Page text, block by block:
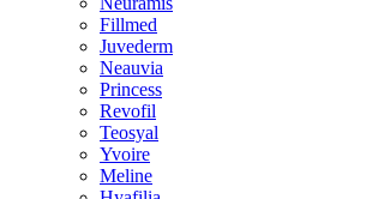
Fillmed
Juvederm
Neauvia
Princess
Revofil
Teosyal
Yvoire
Meline